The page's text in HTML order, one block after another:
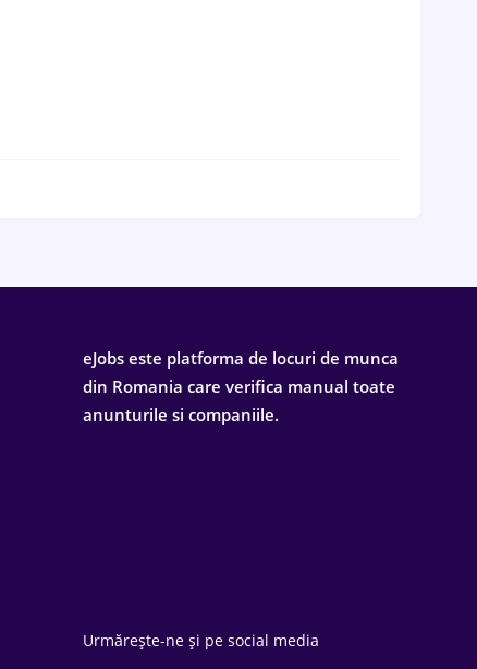
eJobs este platforma de locuri de munca
din Romania care verifica manual toate
anunturile si companiile.
Urmărește-ne și pe social media